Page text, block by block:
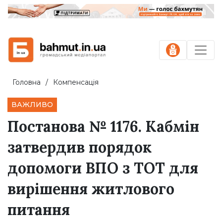
Головна Компенсація
ВАЖЛИВО
Постанова № 1176. Кабмін
затвердив порядок
допомоги ВПО з ТОТ для
вирішення житлового
питання